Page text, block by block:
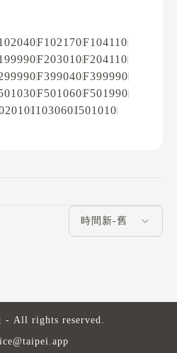
F102170F104110
F203010F204110
F399040F399990
F501060F501990
I103060I501010
評論排序
- All rights reserved.